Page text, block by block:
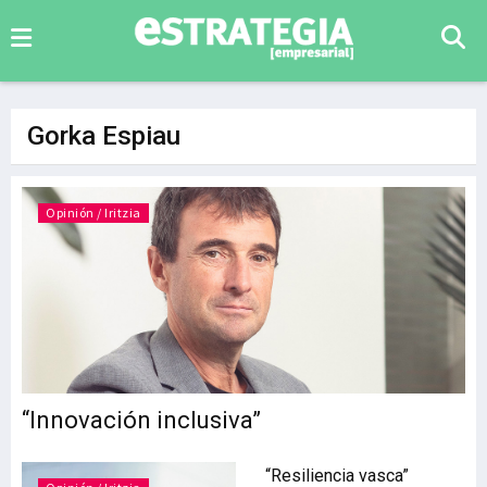
Gorka Espiau
“Innovación inclusiva”
Opinión / Iritzia
“Resiliencia vasca”